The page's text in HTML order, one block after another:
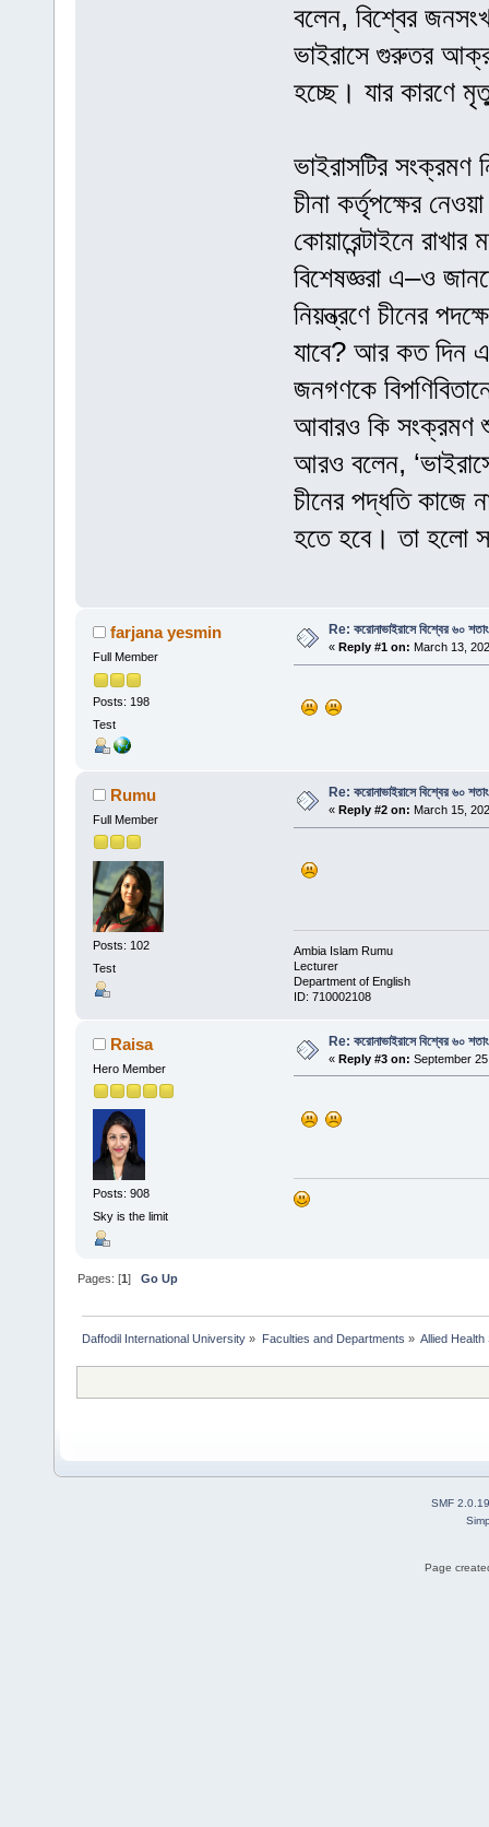
বলেন, বিশ্বের
ভাইরাসে গুরুতর
হচ্ছে। যার কারণে
ভাইরাসটির
চীনা কর্তৃপক্ষের
কোয়ারেন্টাইনে
বিশেষজ্ঞরা এ–ও
নিয়ন্ত্রণে চীনের
যাবে? আর কত দিন
জনগণকে
আবারও কি সংক্রমণ
আরও বলেন,
চীনের পদ্ধতি কাজে
হতে হবে। তা হলো
farjana yesmin
Full Member
Posts: 198
Test
Re: করোনাভাইরাসে বিশ্বের ৬০
« Reply #1 on: March 13,
Rumu
Full Member
Posts: 102
Test
Re: করোনাভাইরাসে বিশ্বের ৬০
« Reply #2 on: March 15,
Ambia Islam Rumu
Lecturer
Department of English
ID: 710002108
Raisa
Hero Member
Posts: 908
Sky is the limit
Re: করোনাভাইরাসে বিশ্বের ৬০
« Reply #3 on: September
Pages: [1]Go Up
Daffodil International University » Faculties and Departments » Allied Health
SMF 2.0.19
Page